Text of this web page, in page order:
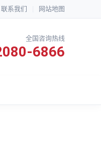
联系我们 网站地图
全国咨询热线
6866